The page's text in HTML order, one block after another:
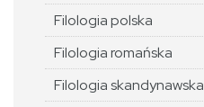
Filologia polska
Filologia romańska
Filologia skandynawska